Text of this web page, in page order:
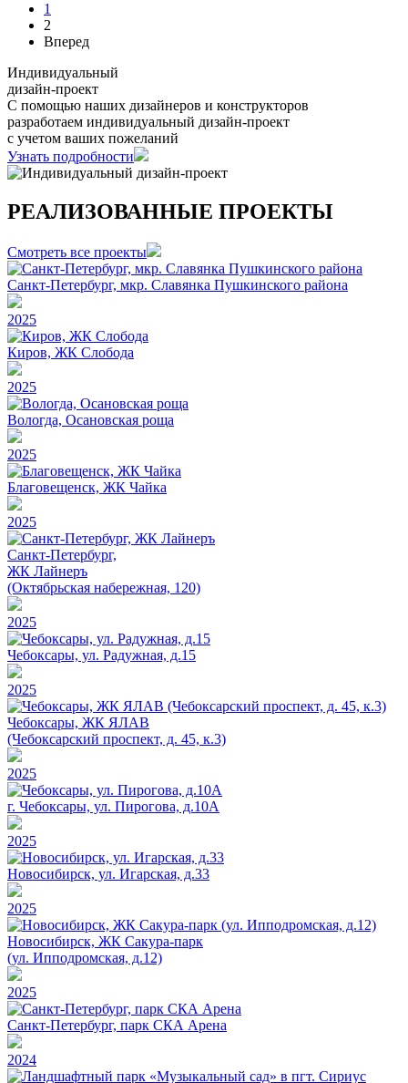
1
2
Вперед
Индивидуальный
дизайн-проект
С помощью наших дизайнеров и конструкторов
разработаем индивидуальный дизайн-проект
с учетом ваших пожеланий
Узнать подробности
РЕАЛИЗОВАННЫЕ ПРОЕКТЫ
Смотреть все проекты
Санкт-Петербург, мкр. Славянка Пушкинского района
2025
Киров, ЖК Слобода
2025
Вологда, Осановская роща
2025
Благовещенск, ЖК Чайка
2025
Санкт-Петербург,
ЖК Лайнеръ
(Октябрьская набережная, 120)
2025
Чебоксары, ул. Радужная, д.15
2025
Чебоксары, ЖК ЯЛАВ
(Чебоксарский проспект, д. 45, к.3)
2025
г. Чебоксары, ул. Пирогова, д.10А
2025
Новосибирск, ул. Игарская, д.33
2025
Новосибирск, ЖК Сакура-парк
(ул. Ипподромская, д.12)
2025
Санкт-Петербург, парк СКА Арена
2024